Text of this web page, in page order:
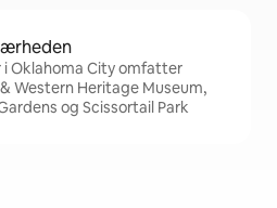
Oklahoma City omfatter
Western Heritage Museum,
og Scissortail Park